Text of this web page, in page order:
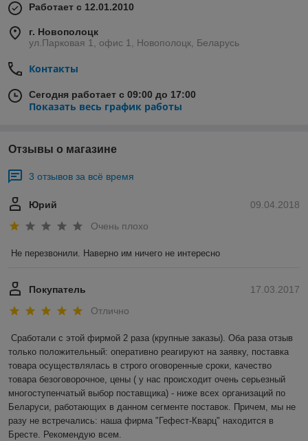
Работает с 12.01.2010
г. Новополоцк
ул.Парковая 1, офис 1, Новополоцк, Беларусь
Контакты
Сегодня работает с 09:00 до 17:00
Показать весь график работы
Отзывы о магазине
3 отзывов за всё время
09.04.2018
Юрий
Очень плохо
Не перезвонили. Наверно им ничего не интересно
17.03.2017
Покупатель
Отлично
Сработали с этой фирмой 2 раза (крупные заказы). Оба раза отзыв
только положительный: оперативно реагируют на заявку, поставка
товара осуществлялась в строго оговоренные сроки, качество
товара безоговорочное, цены ( у нас происходит очень серьезный
многоступенчатый выбор поставщика) - ниже всех организаций по
Беларуси, работающих в данном сегменте поставок. Причем, мы не
разу не встречались: наша фирма "Гефест-Кварц" находится в
Бресте. Рекомендую всем.